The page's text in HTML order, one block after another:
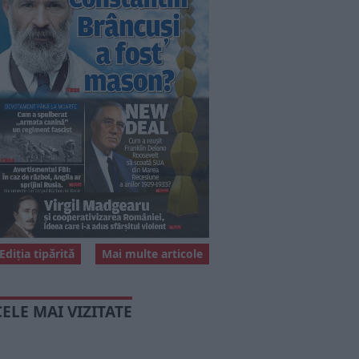
Mai multe articole
Ediția tipărită
MAI VIZITATE